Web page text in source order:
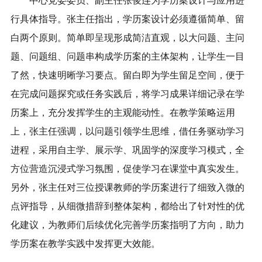
行具体指导。张主任指出，学历案设计必须遵循简单、留
白两个原则。简单即呈现形成简洁直观，以大问题、主问
题、问题组、问题串构成学历案的主体架构，让学生一目
了然，快速明晰学习要点。留白即为学生留足空间，便于
在完成问题探究或任务实践后，将学习成果详细记录在学
历案上，充分发挥学生的主观能动性。在教学策略运用
上，张主任强调，以问题引领学生思维，借任务驱动学习
进程，采用自主学、展示学、巩固学的深度学习模式，全
方位营造沉浸式学习氛围，促使学习在课堂中真实发生。
另外，张主任对三位授课教师的学历案进行了细致入微的
点评指导，从细微措辞到整体架构，都给出了针对性的优
化建议，为教师们后续优化完善学历案指明了方向，助力
学历案在教学实践中发挥更大效能。